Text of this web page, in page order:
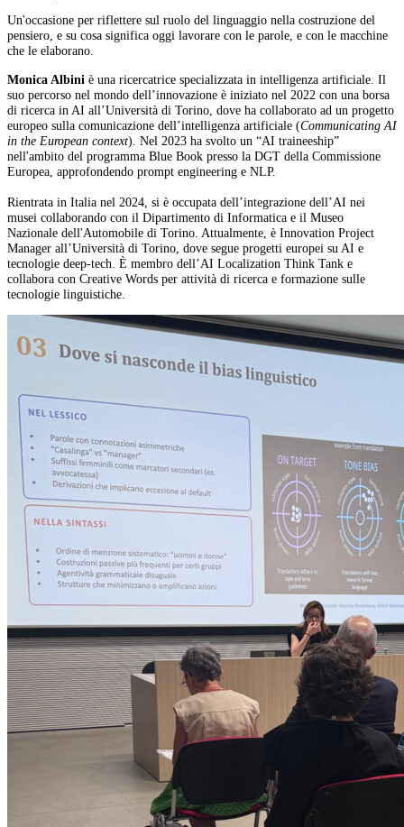
Un'occasione per riflettere sul ruolo del linguaggio nella costruzione del
pensiero, e su cosa significa oggi lavorare con le parole, e con le macchine
che le elaborano.
Monica Albini è una ricercatrice specializzata in intelligenza artificiale. Il
suo percorso nel mondo dell’innovazione è iniziato nel 2022 con una borsa
di ricerca in AI all’Università di Torino, dove ha collaborato ad un progetto
europeo sulla comunicazione dell’intelligenza artificiale (Communicating AI
in the European context). Nel 2023 ha svolto un “AI traineeship”
nell'ambito del programma Blue Book presso la DGT della Commissione
Europea, approfondendo prompt engineering e NLP.
Rientrata in Italia nel 2024, si è occupata dell’integrazione dell’AI nei
musei collaborando con il Dipartimento di Informatica e il Museo
Nazionale dell'Automobile di Torino. Attualmente, è Innovation Project
Manager all’Università di Torino, dove segue progetti europei su AI e
tecnologie deep-tech. È membro dell’AI Localization Think Tank e
collabora con Creative Words per attività di ricerca e formazione sulle
tecnologie linguistiche.